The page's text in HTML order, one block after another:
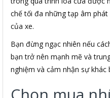
chế tối đa những tạp âm
của xe.
Bạn đừng ngạc nhiên nếu
bạn trở nên mạnh mẽ và
nghiệm và cảm nhận sự khác